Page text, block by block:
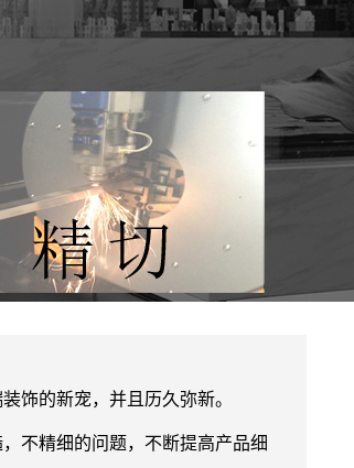
饰的新宠，并且历久弥新。
不精细的问题，不断提高产品细